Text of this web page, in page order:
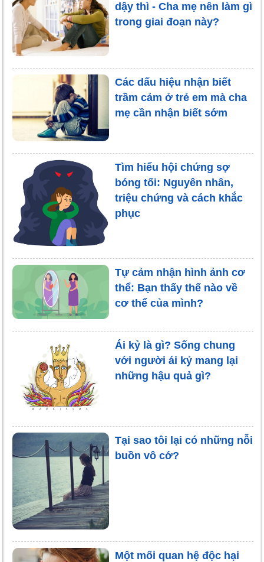
dậy thì - Cha mẹ nên làm gì
trong giai đoạn này?
Các dấu hiệu nhận biết
trầm cảm ở trẻ em mà cha
mẹ cần nhận biết sớm
Tìm hiểu hội chứng sợ
bóng tối: Nguyên nhân,
triệu chứng và cách khắc
phục
Tự cảm nhận hình ảnh cơ
thể: Bạn thấy thế nào về
cơ thể của mình?
Ái kỷ là gì? Sống chung
với người ái kỷ mang lại
những hậu quả gì?
Tại sao tôi lại có những nỗi
buồn vô cớ?
Một mối quan hệ độc hại